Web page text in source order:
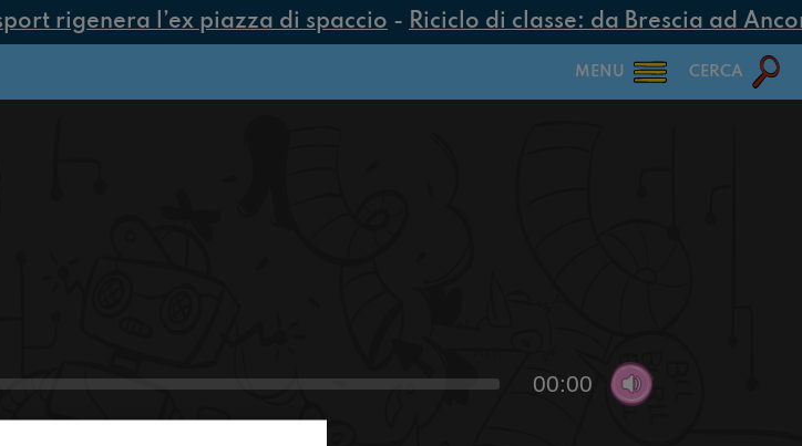
rigenera l’ex piazza di spaccio-Riciclo di classe: da Brescia ad
MENU CERCA
00:00